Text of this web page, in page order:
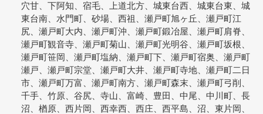
穴甘、下阿知、宿毛、上道北方、城東台西、城東台東、城
東台南、水門町、砂場、西祖、瀬戸町旭ヶ丘、瀬戸町江
尻、瀬戸町大内、瀬戸町沖、瀬戸町鍛冶屋、瀬戸町肩脊、
瀬戸町観音寺、瀬戸町菊山、瀬戸町光明谷、瀬戸町坂根、
瀬戸町笹岡、瀬戸町塩納、瀬戸町下、瀬戸町宿奥、瀬戸町
瀬戸、瀬戸町宗堂、瀬戸町大井、瀬戸町寺地、瀬戸町二日
市、瀬戸町万富、瀬戸町南方、瀬戸町森末、瀬戸町弓削、
千手、竹原、谷尻、寺山、富崎、豊田、中尾、中川町、長
沼、楢原、西片岡、西幸西、西庄、西平島、沼、東片岡、